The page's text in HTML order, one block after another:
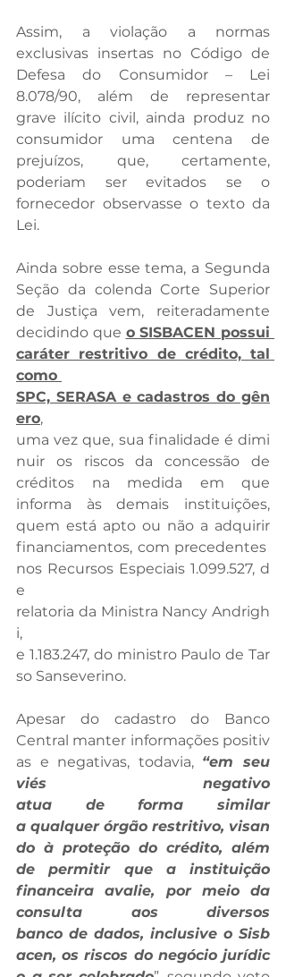
Assim, a violação a normas
exclusivas insertas no Código de
Defesa do Consumidor – Lei
8.078/90, além de representar
grave ilícito civil, ainda produz no
consumidor uma centena de
prejuízos, que, certamente,
poderiam ser evitados se o
fornecedor observasse o texto da
Lei.
Ainda sobre esse tema, a Segunda
Seção da colenda Corte Superior
de Justiça vem, reiteradamente
decidindo que o SISBACEN possui
caráter restritivo de crédito, tal
como
SPC, SERASA e cadastros do gên
ero,
uma vez que, sua finalidade é dimi
nuir os riscos da concessão de
créditos na medida em que
informa às demais instituições,
quem está apto ou não a adquirir
financiamentos, com precedentes
nos Recursos Especiais 1.099.527, d
e
relatoria da Ministra Nancy Andrigh
i,
e 1.183.247, do ministro Paulo de Tar
so Sanseverino.
Apesar do cadastro do Banco
Central manter informações positiv
as e negativas, todavia, “em seu
viés negativo
atua de forma similar
a qualquer órgão restritivo, visan
do à proteção do crédito, além
de permitir que a instituição
financeira avalie, por meio da
consulta aos diversos
banco de dados, inclusive o Sisb
acen, os riscos do negócio jurídic